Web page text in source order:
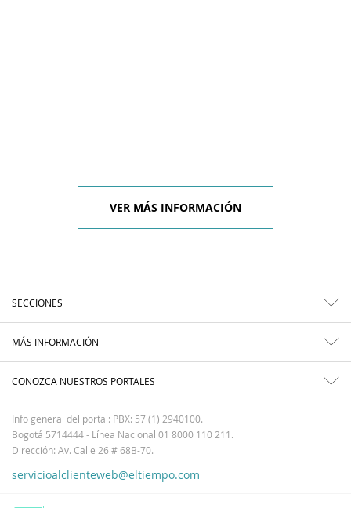
VER MÁS INFORMACIÓN
SECCIONES
MÁS INFORMACIÓN
CONOZCA NUESTROS PORTALES
Info general del portal: PBX: 57 (1) 2940100.
Bogotá 5714444 - Línea Nacional 01 8000 110 211.
Dirección: Av. Calle 26 # 68B-70.
servicioalclienteweb@eltiempo.com